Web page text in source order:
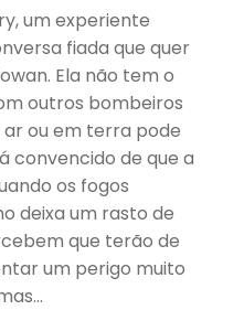
um experiente
fiada que quer
Ela não tem o
outros bombeiros
ou em terra pode
convencido de que a
os fogos
deixa um rasto de
que terão de
um perigo muito